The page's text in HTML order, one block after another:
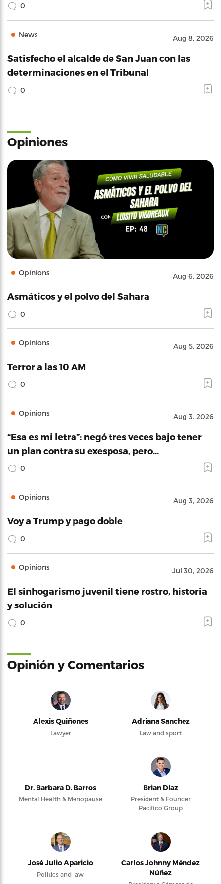
0
News Aug 8, 2026
Satisfecho el alcalde de San Juan con las
determinaciones en el Tribunal
0
Opiniones
Opinions Aug 6, 2026
Asmáticos y el polvo del Sahara
0
Opinions Aug 5, 2026
Terror a las 10 AM
0
Opinions Aug 3, 2026
“Esa es mi letra”: negó tres veces bajo tener
un plan contra su exesposa, pero…
0
Opinions Aug 3, 2026
Voy a Trump y pago doble
0
Opinions Jul 30, 2026
El sinhogarismo juvenil tiene rostro, historia
y solución
0
Opinión y Comentarios
Alexis Quiñones
Lawyer
Adriana Sanchez
Law and sport
Dr. Barbara D. Barros
Mental Health & Menopause
Brian Díaz
President & Founder
Pacifico Group
José Julio Aparicio
Politics and law
Carlos Johnny Méndez
Núñez